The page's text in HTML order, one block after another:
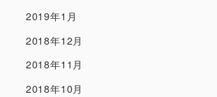
2019年1月
2018年12月
2018年11月
2018年10月